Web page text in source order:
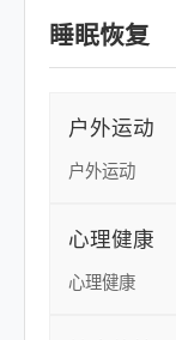
睡眠恢复
户外运动
户外运动
心理健康
心理健康